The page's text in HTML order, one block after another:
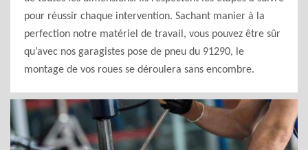
pour réussir chaque intervention. Sachant manier à la
perfection notre matériel de travail, vous pouvez être sûr
qu’avec nos garagistes pose de pneu du 91290, le
montage de vos roues se déroulera sans encombre.